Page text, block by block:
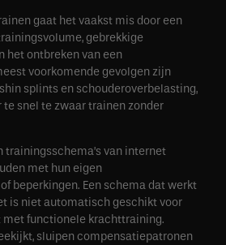
gaat het vaakst mis door een
gebrekkige
het ontbreken van een
voorkomende gevolgen zijn
splints en schouderoverbelasting,
te snel te zwaar trainen zonder
trainingsschema’s van internet
met hun eigen
beperkingen. Een schema dat werkt
is niet automatisch geschikt voor
met functionele krachttraining.
sluipen compensatiepatronen